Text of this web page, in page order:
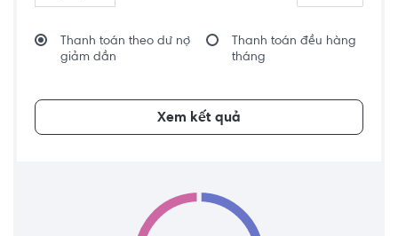
Thanh toán theo dư nợ
giảm dần
Thanh toán đều hàng
tháng
Xem kết quả